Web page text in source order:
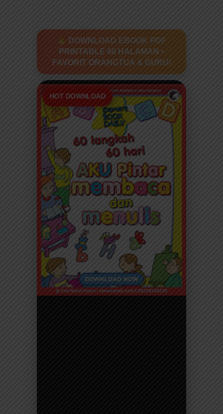
DOWNLOAD EBOOK PDF
PRINTABLE 60 HALAMAN •
FAVORIT ORANGTUA & GURU!
HOT DOWNLOAD